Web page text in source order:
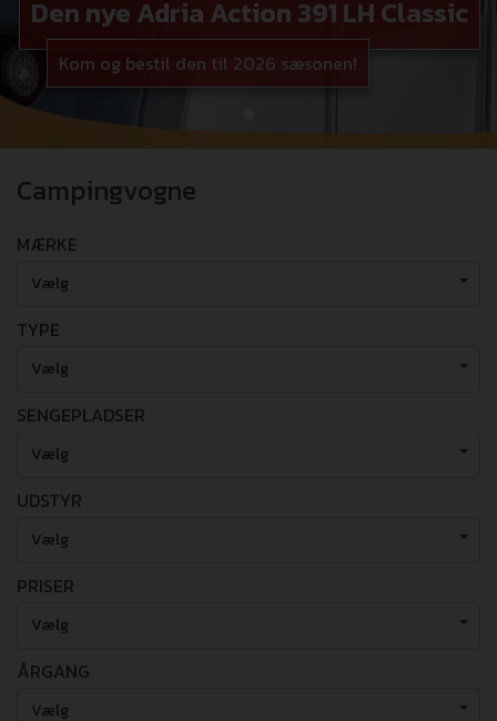
Den nye Adria Action 391 LH Classic
Kom og bestil den til 2026 sæsonen!
Campingvogne
MÆRKE
Vælg
TYPE
Vælg
SENGEPLADSER
Vælg
UDSTYR
Vælg
PRISER
Vælg
ÅRGANG
Vælg